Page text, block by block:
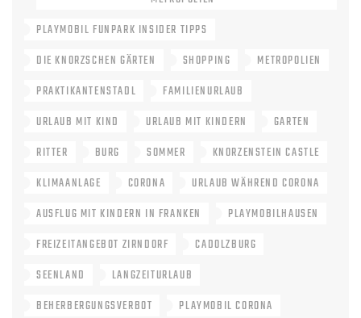
PLAYMOBIL FUNPARK INSIDER TIPPS
DIE KNORZSCHEN GÄRTEN
SHOPPING
METROPOLIEN
PRAKTIKANTENSTADL
FAMILIENURLAUB
URLAUB MIT KIND
URLAUB MIT KINDERN
GARTEN
RITTER
BURG SOMMER
KNORZENSTEIN CASTLE
KLIMAANLAGE
CORONA
URLAUB WÄHREND CORONA
AUSFLUG MIT KINDERN IN FRANKEN
PLAYMOBILHAUSEN
FREIZEITANGEBOT ZIRNDORF
CADOLZBURG
SEENLAND
LANGZEITURLAUB
BEHERBERGUNGSVERBOT
PLAYMOBIL CORONA